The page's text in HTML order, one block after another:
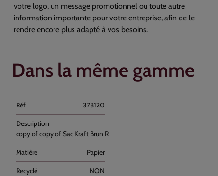
votre logo, un message promotionnel ou toute autre
information importante pour votre entreprise, afin de le
rendre encore plus adapté à vos besoins.
Dans la même gamme
378120
copy of copy of Sac Kraft Brun Recyclé [...]
Papier
NON